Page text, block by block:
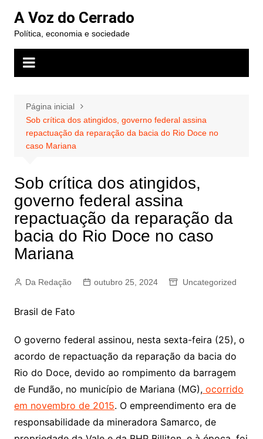
para
conteúdo
A Voz do Cerrado
Política, economia e sociedade
Página inicial
Sob crítica dos atingidos, governo federal assina
repactuação da reparação da bacia do Rio Doce no
caso Mariana
Sob crítica dos atingidos,
governo federal assina
repactuação da reparação da
bacia do Rio Doce no caso
Mariana
Da Redação outubro 25, 2024 Uncategorized
Brasil de Fato
O governo federal assinou, nesta sexta-feira (25), o
acordo de repactuação da reparação da bacia do
Rio do Doce, devido ao rompimento da barragem
de Fundão, no município de Mariana (MG),ocorrido
em novembro de 2015. O empreendimento era de
responsabilidade da mineradora Samarco, de